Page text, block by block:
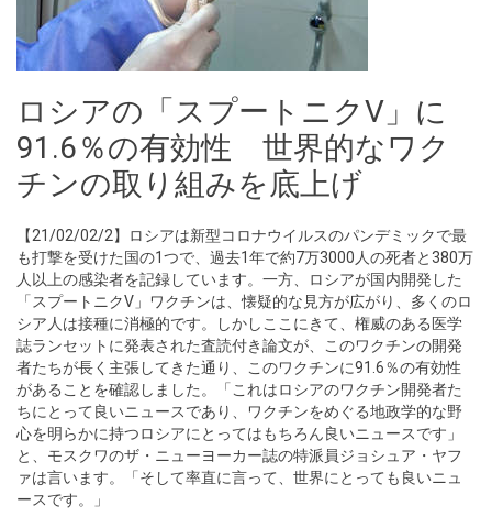
ロシアの「スプートニクV」に
91.6％の有効性 世界的なワク
チンの取り組みを底上げ
【21/02/02/2】ロシアは新型コロナウイルスのパンデミックで最
も打撃を受けた国の1つで、過去1年で約7万3000人の死者と380万
人以上の感染者を記録しています。一方、ロシアが国内開発した
「スプートニクV」ワクチンは、懐疑的な見方が広がり、多くのロ
シア人は接種に消極的です。しかしここにきて、権威のある医学
誌ランセットに発表された査読付き論文が、このワクチンの開発
者たちが長く主張してきた通り、このワクチンに91.6％の有効性
があることを確認しました。「これはロシアのワクチン開発者た
ちにとって良いニュースであり、ワクチンをめぐる地政学的な野
心を明らかに持つロシアにとってはもちろん良いニュースです」
と、モスクワのザ・ニューヨーカー誌の特派員ジョシュア・ヤフ
ァは言います。「そして率直に言って、世界にとっても良いニュ
ースです。」